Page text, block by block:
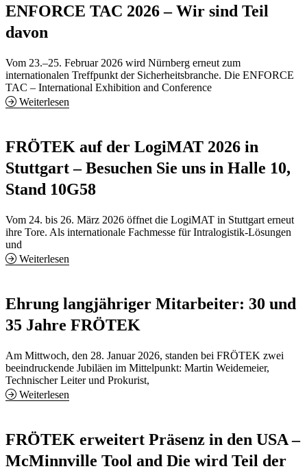
ENFORCE TAC 2026 – Wir sind Teil
davon
Vom 23.–25. Februar 2026 wird Nürnberg erneut zum
internationalen Treffpunkt der Sicherheitsbranche. Die ENFORCE
TAC – International Exhibition and Conference
Weiterlesen
FRÖTEK auf der LogiMAT 2026 in
Stuttgart – Besuchen Sie uns in Halle 10,
Stand 10G58
Vom 24. bis 26. März 2026 öffnet die LogiMAT in Stuttgart erneut
ihre Tore. Als internationale Fachmesse für Intralogistik-Lösungen
und
Weiterlesen
Ehrung langjähriger Mitarbeiter: 30 und
35 Jahre FRÖTEK
Am Mittwoch, den 28. Januar 2026, standen bei FRÖTEK zwei
beeindruckende Jubiläen im Mittelpunkt: Martin Weidemeier,
Technischer Leiter und Prokurist,
Weiterlesen
FRÖTEK erweitert Präsenz in den USA –
McMinnville Tool and Die wird Teil der